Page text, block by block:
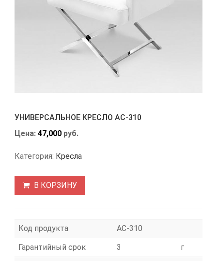
УНИВЕРСАЛЬНОЕ КРЕСЛО АС-310
Цена: 47,000 руб.
Категория: Кресла
В КОРЗИНУ
Код продукта АС-310
Гарантийный срок 3 г